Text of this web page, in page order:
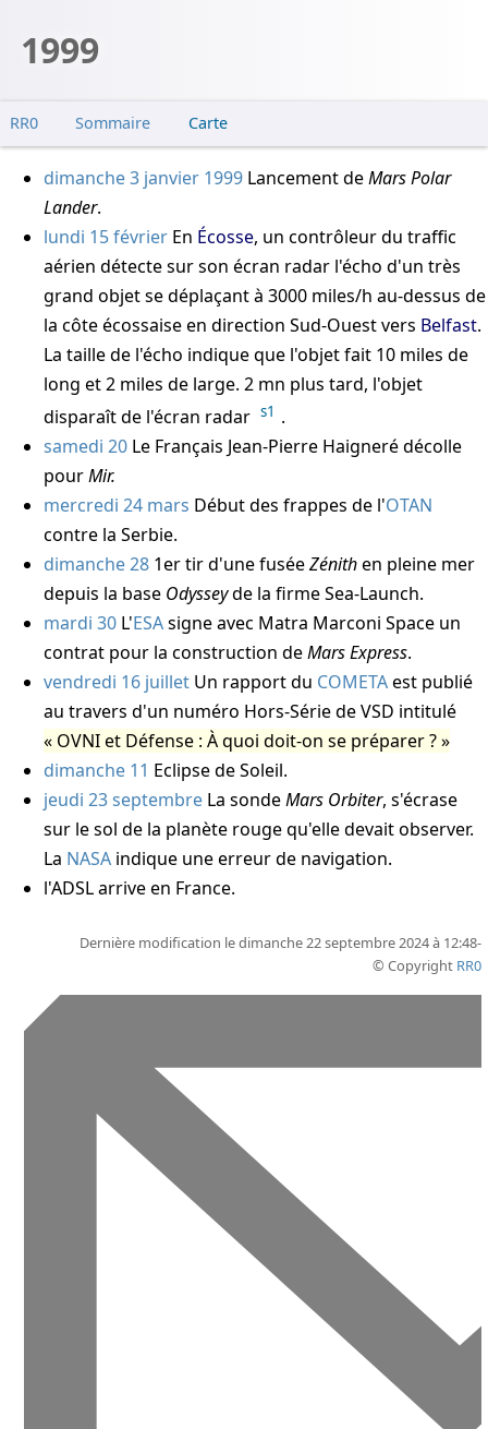
1999
RR0 Sommaire Carte
dimanche 3 janvier 1999 Lancement deMars Polar
Lander.
lundi 15 février En Écosse, un contrôleur du traffic
aérien détecte sur son écran radar l'écho d'un très
grand objet se déplaçant à 3000 miles/h au-dessus de
la côte écossaise en direction Sud-Ouest vers Belfast.
La taille de l'écho indique que l'objet fait 10 miles de
long et 2 miles de large. 2 mn plus tard, l'objet
disparaît de l'écran radar s1 .
samedi 20 Le Français Jean-Pierre Haignerédécolle
pourMir.
mercredi 24 mars Début des frappes de l'OTAN
contre la Serbie.
dimanche 28 1er tir d'une fuséeZénithen pleine mer
depuis la base Odysseyde la firme Sea-Launch.
mardi 30 L'ESAsigne avec Matra Marconi Space un
contrat pour la construction deMars Express.
vendredi 16 juillet Un rapport du COMETAest publié
au travers d'un numéro Hors-Série de VSD intitulé
OVNI et Défense : À quoi doit-on se préparer ?
dimanche 11 Eclipse de Soleil.
jeudi 23 septembre La sondeMars Orbiter, s'écrase
sur le sol de la planète rouge qu'elle devait observer.
La NASA indique une erreur de navigation.
l'ADSL arrive en France.
Dernière modification le dimanche 22 septembre 2024 à 12:48-
© Copyright RR0